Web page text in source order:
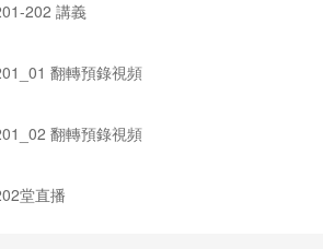
202 講義
翻轉預錄視頻
翻轉預錄視頻
堂直播